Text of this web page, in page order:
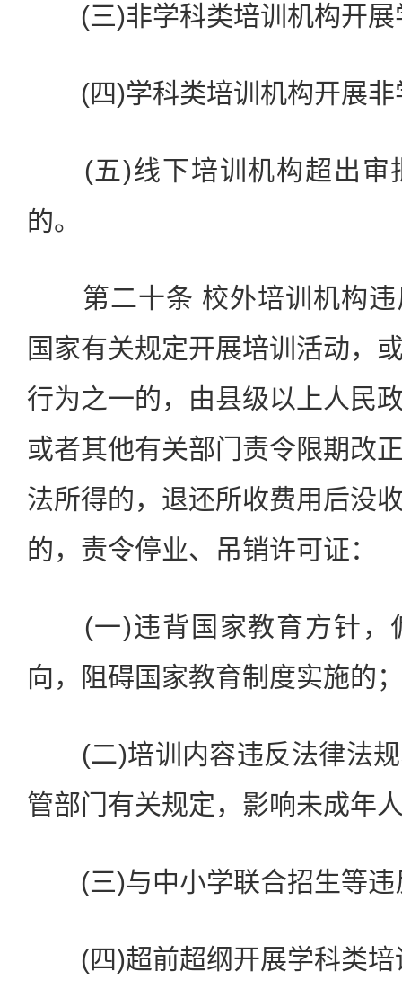
(三)非学科类培训机构开展
(四)学科类培训机构开展非
(五)线下培训机构超出审
的。
第二十条 校外培训机构违
国家有关规定开展培训活动，
行为之一的，由县级以上人民
或者其他有关部门责令限期改
法所得的，退还所收费用后没
的，责令停业、吊销许可证：
(一)违背国家教育方针，
向，阻碍国家教育制度实施的
(二)培训内容违反法律法规
管部门有关规定，影响未成年
(三)与中小学联合招生等违
(四)超前超纲开展学科类培